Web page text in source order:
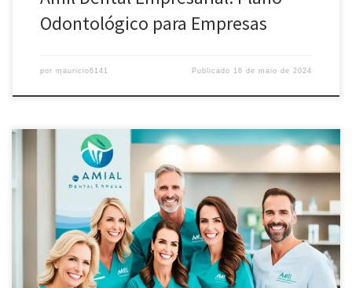
Odontológico para Empresas
por mauricio6141 Publicado 16 de maio de 2024
Contrate o Amil Dental Empresa e ofereça plano odontológico de
qualidade para seus funcionários. Cobertura nacional, rede
credenciada e preços acessíveis.